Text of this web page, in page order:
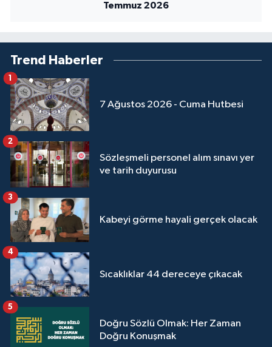
Temmuz 2026
Trend Haberler
7 Ağustos 2026 - Cuma Hutbesi
1
Sözleşmeli personel alım sınavı yer
ve tarih duyurusu
2
Kabeyi görme hayali gerçek olacak
3
Sıcaklıklar 44 dereceye çıkacak
4
Doğru Sözlü Olmak: Her Zaman
Doğru Konuşmak
5
Tokat Müftülüğü
Trabzon Müftülüğü
Tunceli Müftülüğü
Uşak Müftülüğü
Van Müftülüğü
Yalova Müftülüğü
Yozgat Müftülüğü
Zonguldak Müftülüğü